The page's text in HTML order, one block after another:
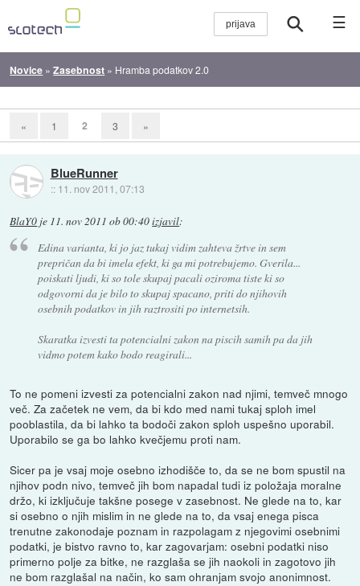
☰
Novice »Zasebnost » Hramba podatkov 2.0
« 1 2 3 »
BlueRunner
:: 11. nov 2011, 07:13
BlaY0 je 11. nov 2011 ob 00:40izjavil:
Edina varianta, ki jo jaz tukaj vidim zahteva žrtve in sem
prepričan da bi imela efekt, ki ga mi potrebujemo. Gverila...
poiskati ljudi, ki so tole skupaj pacali oziroma tiste ki so
odgovorni da je bilo to skupaj spacano, priti do njihovih
osebnih podatkov in jih raztrositi po internetsih.
Skaratka izvesti ta potencialni zakon na piscih samih pa da jih
vidmo potem kako bodo reagirali...
To ne pomeni izvesti za potencialni zakon nad njimi, temveč mnogo
več. Za začetek ne vem, da bi kdo med nami tukaj sploh imel
pooblastila, da bi lahko ta bodoči zakon sploh uspešno uporabil.
Uporabilo se ga bo lahko kvečjemu proti nam.
Sicer pa je vsaj moje osebno izhodišče to, da se ne bom spustil na
njihov podn nivo, temveč jih bom napadal tudi iz položaja moralne
držo, ki izključuje takšne posege v zasebnost. Ne glede na to, kar
si osebno o njih mislim in ne glede na to, da vsaj enega pisca
trenutne zakonodaje poznam in razpolagam z njegovimi osebnimi
podatki, je bistvo ravno to, kar zagovarjam: osebni podatki niso
primerno polje za bitke, ne razglaša se jih naokoli in zagotovo jih
ne bom razglašal na način, ko sam ohranjam svojo anonimnost.